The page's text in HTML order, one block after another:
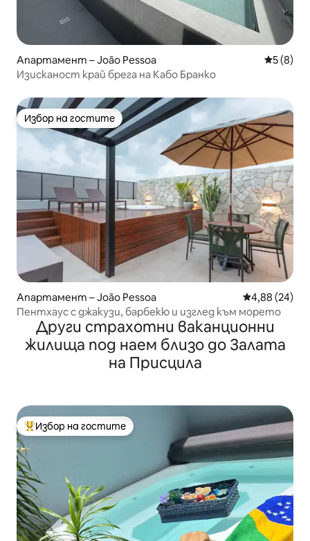
Апартамент – João Pessoa Средна
5 (8)
Изисканост край брега на Кабо Бранко
Избор на гостите
Избор на гостите
Апартамент – João Pessoa Средна
4,88 (24)
Пентхаус с джакузи, барбекю и изглед към морето
Други страхотни ваканционни
жилища под наем близо до Залата
на Присцила
Най-популярен избор на гостите
Избор на гостите